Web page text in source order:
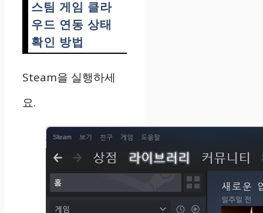
스팀 게임 클라
우드 연동 상태
확인 방법
Steam을 실행하세
요.